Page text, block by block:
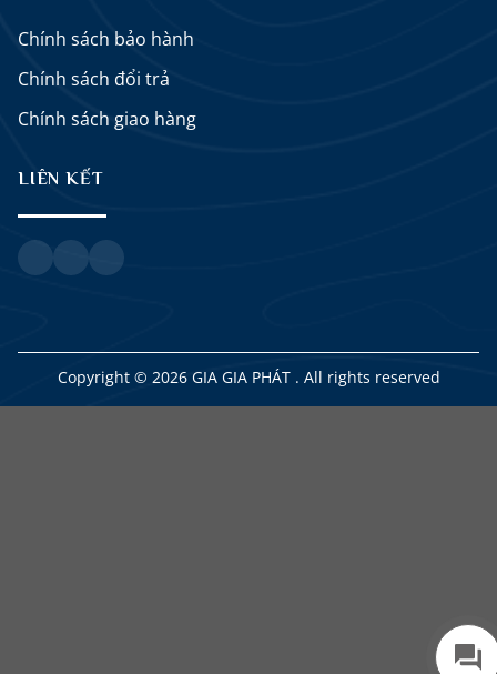
Chính sách bảo hành
Chính sách đổi trả
Chính sách giao hàng
LIÊN KẾT
Copyright © 2026 GIA GIA PHÁT . All rights reserved